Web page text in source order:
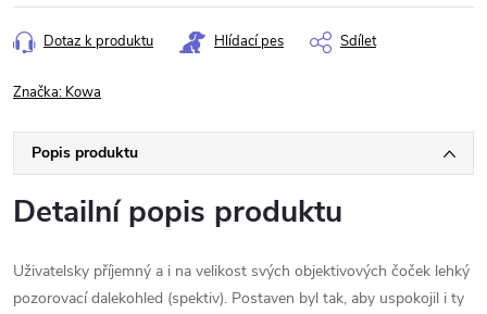
cena:
Dotaz k produktu Hlídací pes Sdílet
Značka: Kowa
Popis produktu
Detailní popis produktu
Uživatelsky příjemný a i na velikost svých objektivových čoček lehký
pozorovací dalekohled (spektiv). Postaven byl tak, aby uspokojil i ty